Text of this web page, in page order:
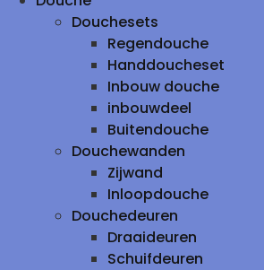
Douchesets
Regendouche
Handdoucheset
Inbouw douche
inbouwdeel
Buitendouche
Douchewanden
Zijwand
Inloopdouche
Douchedeuren
Draaideuren
Schuifdeuren